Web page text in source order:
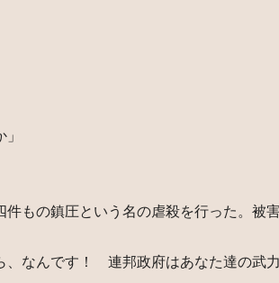
もの鎮圧という名の虐殺を行った。被
なんです！ 連邦政府はあなた達の武